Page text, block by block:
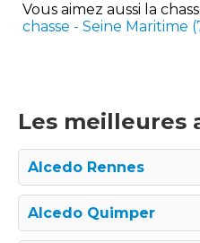
Vous aimez aussi la
chasse - Seine Maritime
Les meilleures
Alcedo Rennes
Alcedo Quimper